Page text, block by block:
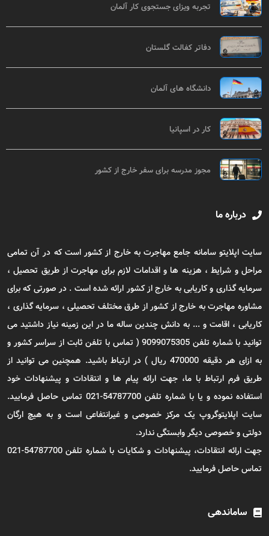
تجربه ویزای جستجوی کار آلمان
دفاتر کفالت گلستان
دانشگاه های آلمان
کار در اسپانیا
مجوز مدرسه برای سفر خارج از کشور
درباره ما
سایت اپلایتو سامانه جامع مهاجرت به خارج از کشور است که در آن تمامی
مراحل و شرایط ، هزینه ها و اقدامات لازم برای مهاجرت از طریق تحصیل ،
سرمایه گذاری و کاریابی به خارج از کشور ارائه شده است . در صورتی که برای
مشاوره مهاجرت به خارج از کشور از طرق مختلف تحصیلی ، سرمایه گذاری ،
کاریابی ، اقامت و ... به دانش چندین ساله ما در این زمینه نیاز داشتید می
توانید با شماره تلفن 9099075305 ( تماس با تلفن ثابت از سراسر کشور و
به ازای هر دقیقه 470000 ریال ) در ارتباط باشید. همچنین می توانید از
طریق فرم ارتباط با ما، جهت ارائه پیام ها و انتقادات و پیشنهادات خود
استفاده نموده و یا با شماره تلفن 54787700-021 تماس حاصل فرمایید.
سایت اپلایتوگروپ یک مرکز خصوصی و غیرانتفاعی است و به هیچ ارگان
دولتی و خصوصی دیگر وابستگی ندارد.
جهت ارائه انتقادات، پیشنهادات و شکایات با شماره تلفن 54787700-021
تماس حاصل فرمایید.
ساماندهی